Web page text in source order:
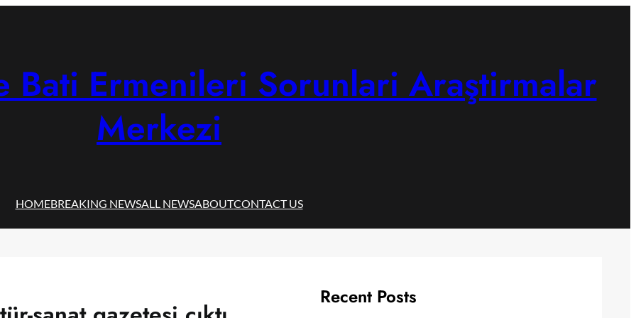
Bati Ermenileri Sorunlari Araştirmalar
Merkezi
HOMEBREAKING NEWSALL NEWSABOUTCONTACT US
Recent Posts